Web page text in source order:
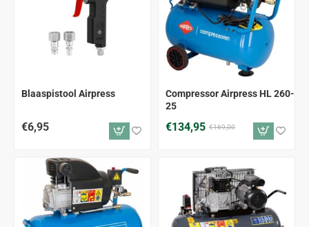
Blaaspistool Airpress
€6,95 ALLEEN AFHALEN
Compressor Airpress HL 260-
25
€134,95 €169,00